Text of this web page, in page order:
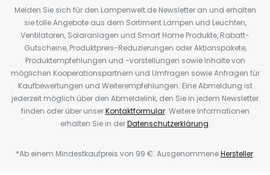
Melden Sie sich für den Lampenwelt.de Newsletter an und erhalten
sie tolle Angebote aus dem Sortiment Lampen und Leuchten,
Ventilatoren, Solaranlagen und Smart Home Produkte, Rabatt-
Gutscheine, Produktpreis-Reduzierungen oder Aktionspakete,
Produktempfehlungen und -vorstellungen sowie Inhalte von
möglichen Kooperationspartnern und Umfragen sowie Anfragen für
Kaufbewertungen und Weiterempfehlungen. Eine Abmeldung ist
jederzeit möglich über den Abmeldelink, den Sie in jedem Newsletter
finden oder über unserKontaktformular. Weitere Informationen
erhalten Sie in derDatenschutzerklärung.
*Ab einem Mindestkaufpreis von 99 €. AusgenommeneHersteller.